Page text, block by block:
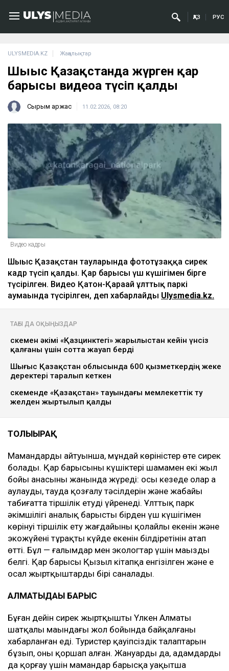
ҚАЗ РУС
ULYSMEDIA.KZ Жаңалықтар
Шығыс Қазақстанда жүрген қар
барысы видеоға түсіп қалды
Сырым Қаржас 11.02.2026, 08:20
Видео кадры
Шығыс Қазақстан тауларында фототұзаққа сирек
кадр түсіп қалды. Қар барысы үш күшігімен бірге
түсірілген. Видео Қатон-Қарағай ұлттық паркі
аумағында түсірілген, деп хабарлайды Ulysmedia.kz.
ТАҒЫ ДА ОҚЫҢЫЗДАР
Өскемен әкімі «Қазцинктегі» жарылыстан кейін үнсіз
қалғаны үшін сотта жауап берді
Шығыс Қазақстан облысында 600 қызметкердің жеке
деректері таралып кеткен
Өскеменде «Қазақстан» тауындағы мемлекеттік ту
желден жыртылып қалды
ТОЛЫҒЫРАҚ
Мамандардың айтуынша, мұндай көріністер өте сирек
болады. Қар барысының күшіктері шамамен екі жыл
бойы анасының жанында жүреді: осы кезеңде олар аң
аулауды, тауда қозғалу тәсілдерін және жабайы
табиғатта тіршілік етуді үйренеді. Ұлттық парк
әкімшілігі аналық барыстың бірден үш күшігімен
көрінуі тіршілік ету жағдайының қолайлы екенін және
экожүйенің тұрақты күйде екенін білдіретінін атап
өтті. Бұл — ғалымдар мен экологтар үшін маңызды
белгі. Қар барысы Қызыл кітапқа енгізілген және ең
осал жыртқыштардың бірі саналады.
АЛМАТЫДАҒЫ БАРЫС
Бұған дейін сирек жыртқыштың Үлкен Алматы
шатқалы маңындағы жол бойында байқалғаны
хабарланған еді. Туристер қауіпсіздік талаптарын
бұзып, оны қоршап алған. Жануарды да, адамдарды
да қорғау үшін мамандар барысқа уақытша